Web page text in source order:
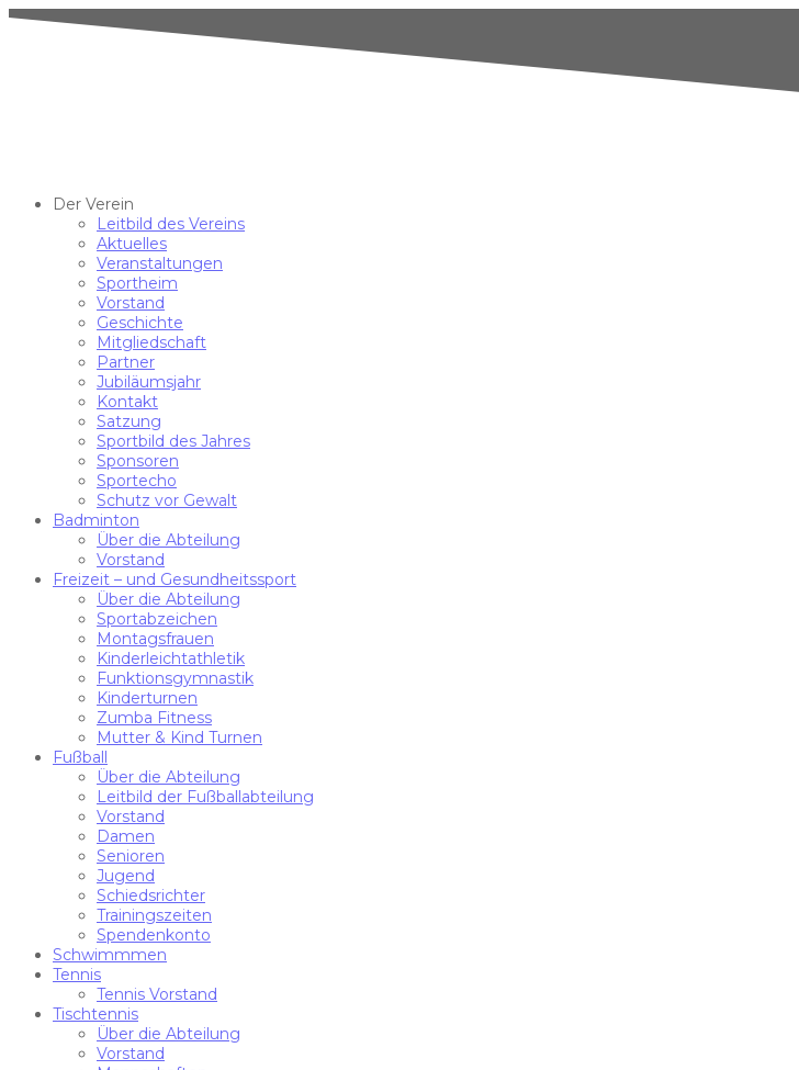
Der Verein
Leitbild des Vereins
Aktuelles
Veranstaltungen
Sportheim
Vorstand
Geschichte
Mitgliedschaft
Partner
Jubiläumsjahr
Kontakt
Satzung
Sportbild des Jahres
Sponsoren
Sportecho
Schutz vor Gewalt
Badminton
Über die Abteilung
Vorstand
Freizeit – und Gesundheitssport
Über die Abteilung
Sportabzeichen
Montagsfrauen
Kinderleichtathletik
Funktionsgymnastik
Kinderturnen
Zumba Fitness
Mutter & Kind Turnen
Fußball
Über die Abteilung
Leitbild der Fußballabteilung
Vorstand
Damen
Senioren
Jugend
Schiedsrichter
Trainingszeiten
Spendenkonto
Schwimmmen
Tennis
Tennis Vorstand
Tischtennis
Über die Abteilung
Vorstand